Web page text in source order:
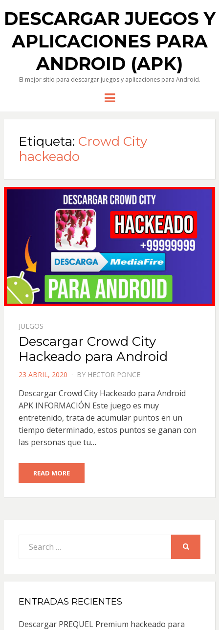
DESCARGAR JUEGOS Y
APLICACIONES PARA
ANDROID (APK)
El mejor sitio para descargar juegos y aplicaciones para Android.
Menu
Etiqueta: Crowd City
hackeado
JUEGOS
Descargar Crowd City
Hackeado para Android
POSTED
23 ABRIL, 2020 BY HECTOR PONCE
Descargar Crowd City Hackeado para Android
APK INFORMACIÓN Este juego es muy
entretenido, trata de acumular puntos en un
tiempo determinado, estos puntos se ganan con
las personas que tu…
READ MORE
for:
ENTRADAS RECIENTES
Descargar PREQUEL Premium hackeado para